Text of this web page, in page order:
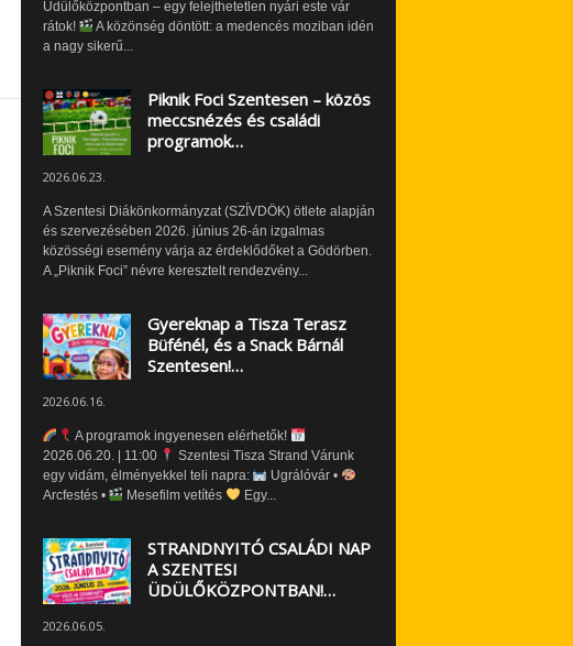
Üdülőközpontban – egy felejthetetlen nyári este vár
rátok!
A közönség döntött: a medencés moziban idén
a nagy sikerű...
Piknik Foci Szentesen – közös
meccsnézés és családi
programok…
2026.06.23.
A Szentesi Diákönkormányzat (SZÍVDÖK) ötlete alapján
és szervezésében 2026. június 26-án izgalmas
közösségi esemény várja az érdeklődőket a Gödörben.
A „Piknik Foci” névre keresztelt rendezvény...
Gyereknap a Tisza Terasz
Büfénél, és a Snack Bárnál
Szentesen!…
2026.06.16.
A programok ingyenesen elérhetők!
2026.06.20. | 11:00
Szentesi Tisza Strand Várunk
egy vidám, élményekkel teli napra:
Ugrálóvár •
Arcfestés •
Mesefilm vetítés Egy...
STRANDNYITÓ CSALÁDI NAP
A SZENTESI
ÜDÜLŐKÖZPONTBAN!…
2026.06.05.